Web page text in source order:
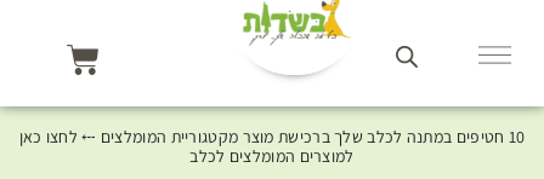
10 חטיפים במתנה לכלב שלך ברכישת מוצר מקטגוריית המומלצים ⤎ לחצו כאן
למוצרים המומלצים לכלב